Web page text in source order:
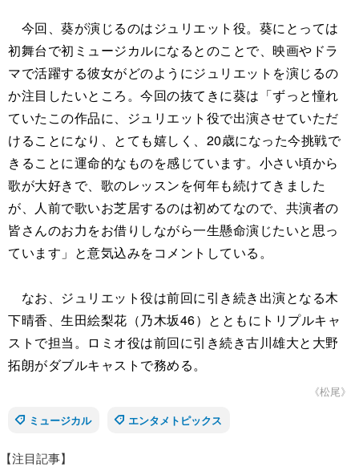
今回、葵が演じるのはジュリエット役。葵にとっては
初舞台で初ミュージカルになるとのことで、映画やドラ
マで活躍する彼女がどのようにジュリエットを演じるの
か注目したいところ。今回の抜てきに葵は「ずっと憧れ
ていたこの作品に、ジュリエット役で出演させていただ
けることになり、とても嬉しく、20歳になった今挑戦で
きることに運命的なものを感じています。小さい頃から
歌が大好きで、歌のレッスンを何年も続けてきました
が、人前で歌いお芝居するのは初めてなので、共演者の
皆さんのお力をお借りしながら一生懸命演じたいと思っ
ています」と意気込みをコメントしている。
なお、ジュリエット役は前回に引き続き出演となる木
下晴香、生田絵梨花（乃木坂46）とともにトリプルキャ
ストで担当。ロミオ役は前回に引き続き古川雄大と大野
拓朗がダブルキャストで務める。
《松尾》
ミュージカル
エンタメトピックス
【注目記事】